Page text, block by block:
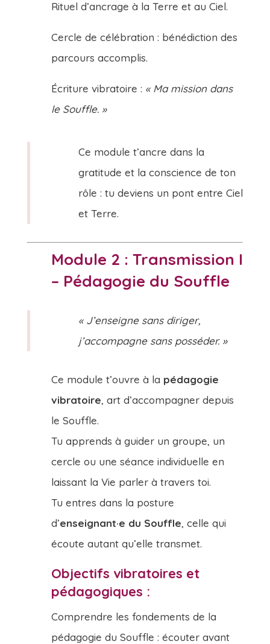
Rituel d’ancrage à la Terre et au Ciel.
Cercle de célébration : bénédiction des
parcours accomplis.
Écriture vibratoire : « Ma mission dans
le Souffle. »
Ce module t’ancre dans la
gratitude et la conscience de ton
rôle : tu deviens un pont entre Ciel
et Terre.
Module 2 : Transmission I
– Pédagogie du Souffle
« J’enseigne sans diriger,
j’accompagne sans posséder. »
Ce module t’ouvre à la pédagogie
vibratoire, art d’accompagner depuis
le Souffle.
Tu apprends à guider un groupe, un
cercle ou une séance individuelle en
laissant la Vie parler à travers toi.
Tu entres dans la posture
d’enseignant·e du Souffle, celle qui
écoute autant qu’elle transmet.
Objectifs vibratoires et
pédagogiques :
Comprendre les fondements de la
pédagogie du Souffle : écouter avant